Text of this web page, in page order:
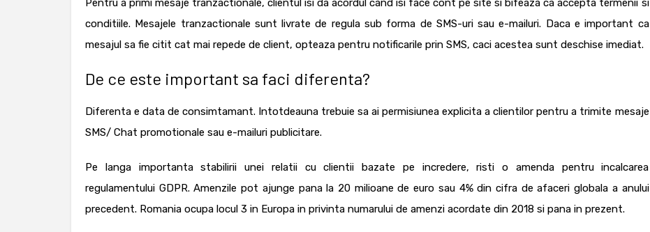
Pentru a primi mesaje tranzactionale, clientul isi da acordul cand isi face cont pe site si bifeaza ca accepta termenii si
conditiile. Mesajele tranzactionale sunt livrate de regula sub forma de SMS-uri sau e-mailuri. Daca e important ca
mesajul sa fie citit cat mai repede de client, opteaza pentru notificarile prin SMS, caci acestea sunt deschise imediat.
De ce este important sa faci diferenta?
Diferenta e data deconsimtamant. Intotdeauna trebuie sa ai permisiunea explicita a clientilor pentru a trimite mesaje
SMS/ Chat promotionale sau e-mailuri publicitare.
Pe langa importanta stabilirii unei relatii cu clientii bazate pe incredere, risti o amenda pentru incalcarea
regulamentului GDPR. Amenzile pot ajunge pana la 20 milioane de euro sau 4% din cifra de afaceri globala a anului
precedent. Romania ocupa locul 3 in Europa in privinta numarului de amenzi acordate din 2018 si pana in prezent.